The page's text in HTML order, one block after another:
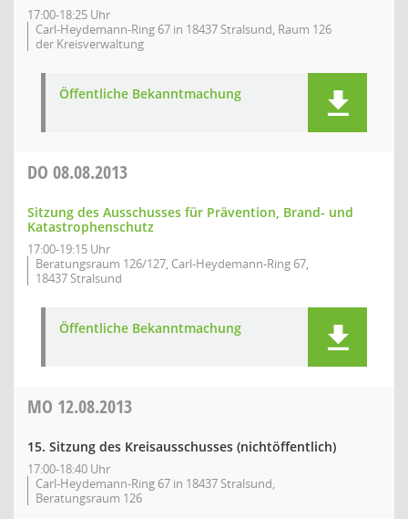
17:00-18:25 Uhr
Carl-Heydemann-Ring 67 in 18437 Stralsund, Raum 126
der Kreisverwaltung
Öffentliche Bekanntmachung
DO 08.08.2013
Sitzung des Ausschusses für Prävention, Brand- und
Katastrophenschutz
17:00-19:15 Uhr
Beratungsraum 126/127, Carl-Heydemann-Ring 67,
18437 Stralsund
Öffentliche Bekanntmachung
MO 12.08.2013
15. Sitzung des Kreisausschusses (nichtöffentlich)
17:00-18:40 Uhr
Carl-Heydemann-Ring 67 in 18437 Stralsund,
Beratungsraum 126